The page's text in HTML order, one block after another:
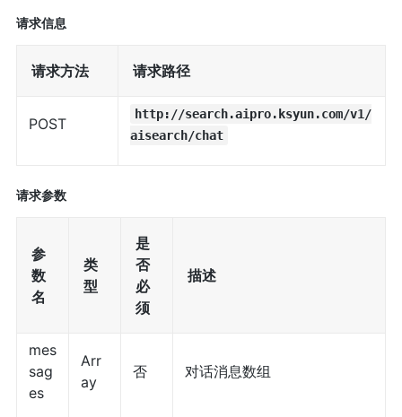
请求信息
请求方法 请求路径
POST
http://search.aipro.ksyun.com/v1/
aisearch/chat
请求参数
参
数
名
类
型
是
否
必
须
描述
mes
sag
es
Arr
ay
否 对话消息数组